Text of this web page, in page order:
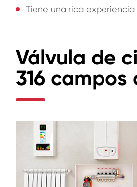
Tiene una rica
Válvula de
316